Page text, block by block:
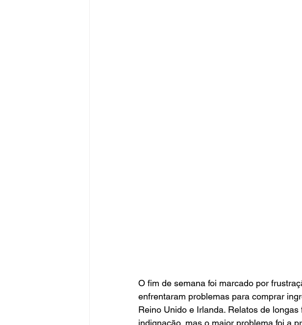
O fim de semana foi marcado por
enfrentaram problemas para comprar
Reino Unido e Irlanda. Relatos de